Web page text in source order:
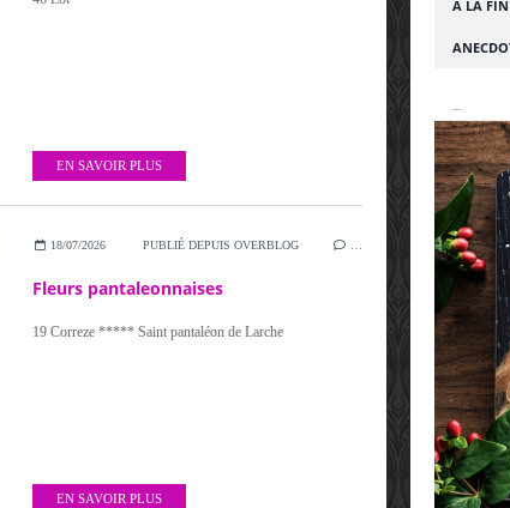
EN SAVOIR PLUS
18/07/2026 PUBLIÉ DEPUIS OVERBLOG
Fleurs pantaleonnaises
19 Correze ***** Saint pantaléon de Larche
EN SAVOIR PLUS
A LA FIN